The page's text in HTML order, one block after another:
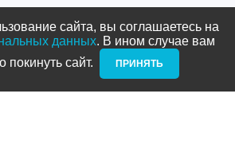
сайта, вы соглашаетесь на
данных. В ином случае вам
покинуть сайт.
ПРИНЯТЬ